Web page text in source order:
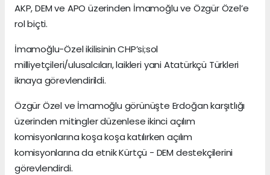
AKP, DEM ve APO üzerinden İmamoğlu ve Özgür Özel’e
rol biçti.
İmamoğlu-Özel ikilisinin CHP’si;sol
milliyetçileri/ulusalcıları, laikleri yani Atatürkçü Türkleri
iknaya görevlendirildi.
Özgür Özel ve İmamoğlu görünüşte Erdoğan karşıtlığı
üzerinden mitingler düzenlese ikinci açılım
komisyonlarına koşa koşa katılırken açılım
komisyonlarına da etnik Kürtçü - DEM destekçilerini
görevlendirdi.